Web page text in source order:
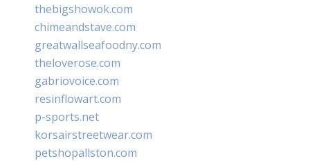
thebigshowok.com
chimeandstave.com
greatwallseafoodny.com
theloverose.com
gabriovoice.com
resinflowart.com
p-sports.net
korsairstreetwear.com
petshopallston.com